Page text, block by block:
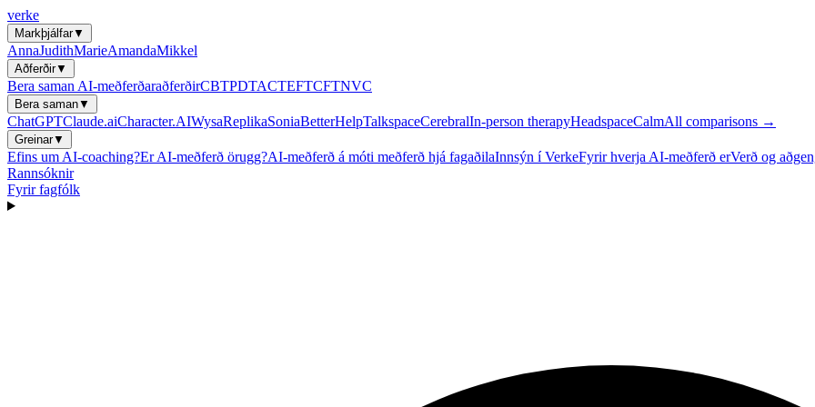
verke
Markþjálfar▼
AnnaJudithMarieAmandaMikkel
Aðferðir▼
Bera saman AI-meðferðaraðferðirCBTPDTACTEFTCFTNVC
Bera saman▼
ChatGPTClaude.aiCharacter.AIWysaReplikaSoniaBetterHelpTalkspaceCerebralIn-person therapyHeadspaceCalmAll comparisons →
Greinar▼
Efins um AI-coaching?Er AI-meðferð örugg?AI-meðferð á móti meðferð hjá fagaðilaInnsýn í VerkeFyrir hverja AI-meðferð erVerð og
Rannsóknir
Fyrir fagfólk